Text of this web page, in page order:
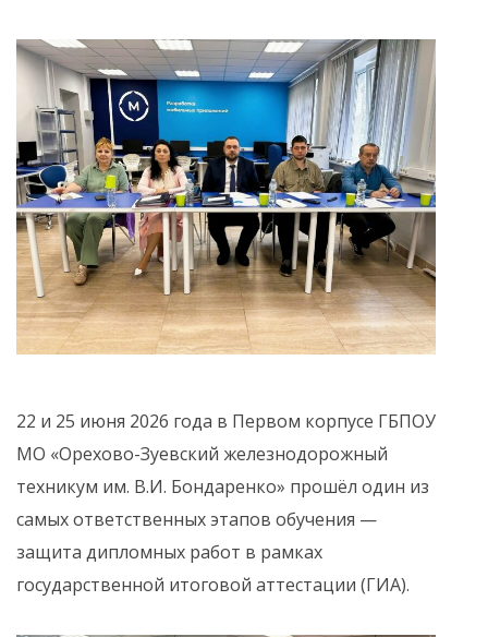
22 и 25 июня 2026 года в Первом корпусе ГБПОУ
МО «Орехово-Зуевский железнодорожный
техникум им. В.И. Бондаренко» прошёл один из
самых ответственных этапов обучения —
защита дипломных работ в рамках
государственной итоговой аттестации (ГИА).